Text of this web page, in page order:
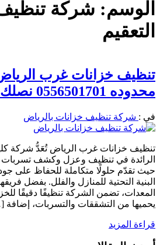
الوسم: شركة
التعقيم
محدوده 0556501701 نصلك اينما كنت
في : شركة تنظيف خزانات بالرياض
تنظيف خزانات غرب الرياض تُعَدُّ شركة
الرائدة في تنظيف وعزل وكشف تسربات
حيث تقدّم حلولًا متكاملة للحفاظ على
البنية التحتية للمنازل والفلل. بفضل
المعدات، تضمن الشركة تنظيفًا دقيقًا
يحميها من التشققات والتسربات،
قراءة المزيد